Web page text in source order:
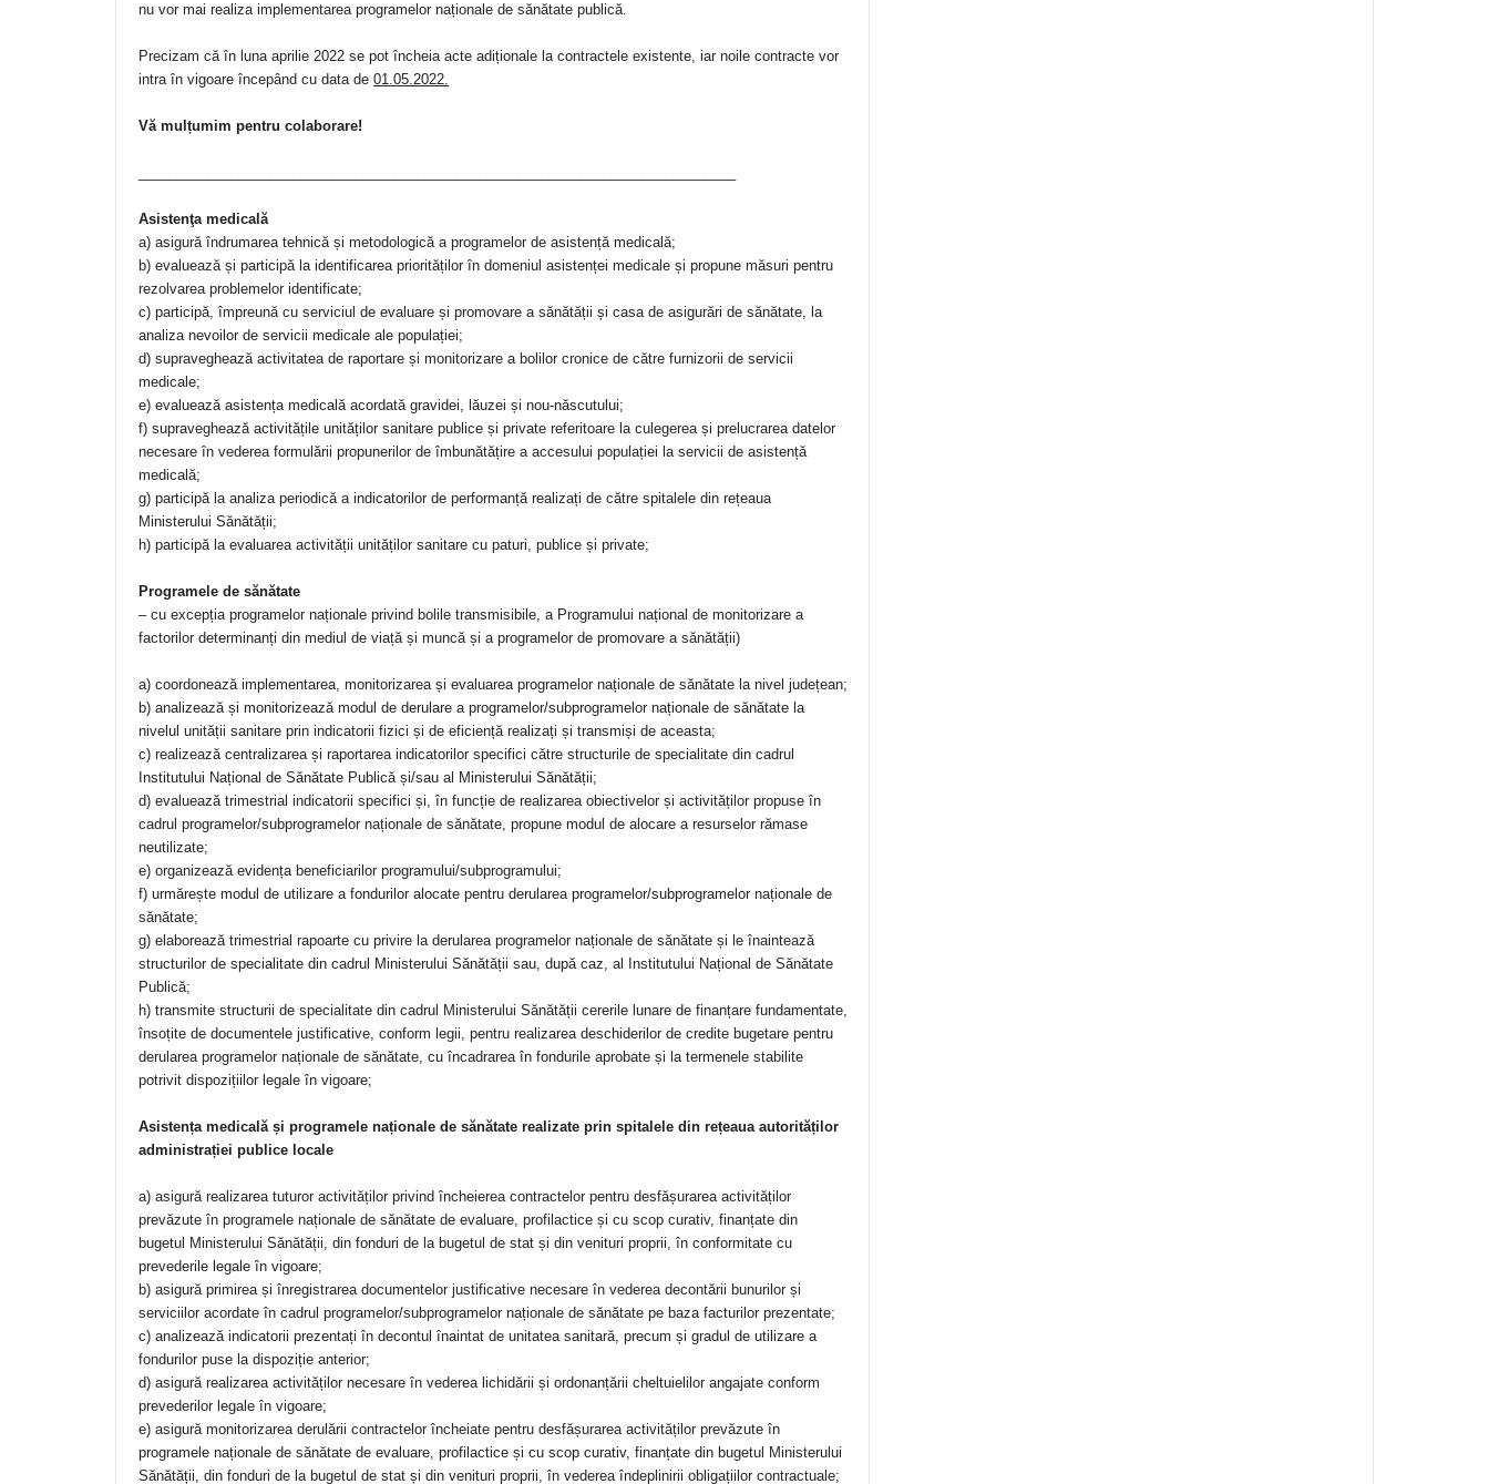
nu vor mai realiza implementarea programelor naționale de sănătate publică.
Precizam că în luna aprilie 2022 se pot încheia acte adiționale la contractele existente, iar noile contracte vor
intra în vigoare începând cu data de 01.05.2022.
Vă mulțumim pentru colaborare!
Asistenţa medicală
a) asigură îndrumarea tehnică și metodologică a programelor de asistență medicală;
b) evaluează și participă la identificarea priorităților în domeniul asistenței medicale și propune măsuri pentru
rezolvarea problemelor identificate;
c) participă, împreună cu serviciul de evaluare și promovare a sănătății și casa de asigurări de sănătate, la
analiza nevoilor de servicii medicale ale populației;
d) supraveghează activitatea de raportare și monitorizare a bolilor cronice de către furnizorii de servicii
medicale;
e) evaluează asistența medicală acordată gravidei, lăuzei și nou-născutului;
f) supraveghează activitățile unităților sanitare publice și private referitoare la culegerea și prelucrarea datelor
necesare în vederea formulării propunerilor de îmbunătățire a accesului populației la servicii de asistență
medicală;
g) participă la analiza periodică a indicatorilor de performanță realizați de către spitalele din rețeaua
Ministerului Sănătății;
h) participă la evaluarea activității unităților sanitare cu paturi, publice și private;
Programele de sănătate
– cu excepția programelor naționale privind bolile transmisibile, a Programului național de monitorizare a
factorilor determinanți din mediul de viață și muncă și a programelor de promovare a sănătății)
a) coordonează implementarea, monitorizarea și evaluarea programelor naționale de sănătate la nivel județean;
b) analizează și monitorizează modul de derulare a programelor/subprogramelor naționale de sănătate la
nivelul unității sanitare prin indicatorii fizici și de eficiență realizați și transmiși de aceasta;
c) realizează centralizarea și raportarea indicatorilor specifici către structurile de specialitate din cadrul
Institutului Național de Sănătate Publică și/sau al Ministerului Sănătății;
d) evaluează trimestrial indicatorii specifici și, în funcție de realizarea obiectivelor și activităților propuse în
cadrul programelor/subprogramelor naționale de sănătate, propune modul de alocare a resurselor rămase
neutilizate;
e) organizează evidența beneficiarilor programului/subprogramului;
f) urmărește modul de utilizare a fondurilor alocate pentru derularea programelor/subprogramelor naționale de
sănătate;
g) elaborează trimestrial rapoarte cu privire la derularea programelor naționale de sănătate și le înaintează
structurilor de specialitate din cadrul Ministerului Sănătății sau, după caz, al Institutului Național de Sănătate
Publică;
h) transmite structurii de specialitate din cadrul Ministerului Sănătății cererile lunare de finanțare fundamentate,
însoțite de documentele justificative, conform legii, pentru realizarea deschiderilor de credite bugetare pentru
derularea programelor naționale de sănătate, cu încadrarea în fondurile aprobate și la termenele stabilite
potrivit dispozițiilor legale în vigoare;
Asistența medicală și programele naționale de sănătate realizate prin spitalele din rețeaua autorităților
administrației publice locale
a) asigură realizarea tuturor activităților privind încheierea contractelor pentru desfășurarea activităților
prevăzute în programele naționale de sănătate de evaluare, profilactice și cu scop curativ, finanțate din
bugetul Ministerului Sănătății, din fonduri de la bugetul de stat și din venituri proprii, în conformitate cu
prevederile legale în vigoare;
b) asigură primirea și înregistrarea documentelor justificative necesare în vederea decontării bunurilor și
serviciilor acordate în cadrul programelor/subprogramelor naționale de sănătate pe baza facturilor prezentate;
c) analizează indicatorii prezentați în decontul înaintat de unitatea sanitară, precum și gradul de utilizare a
fondurilor puse la dispoziție anterior;
d) asigură realizarea activităților necesare în vederea lichidării și ordonanțării cheltuielilor angajate conform
prevederilor legale în vigoare;
e) asigură monitorizarea derulării contractelor încheiate pentru desfășurarea activităților prevăzute în
programele naționale de sănătate de evaluare, profilactice și cu scop curativ, finanțate din bugetul Ministerului
Sănătății, din fonduri de la bugetul de stat și din venituri proprii, în vederea îndeplinirii obligațiilor contractuale;